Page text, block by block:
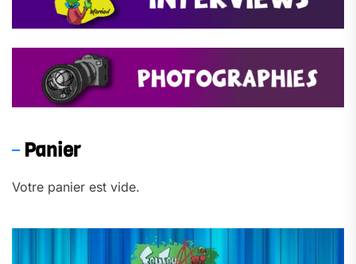
Panier
Votre panier est vide.